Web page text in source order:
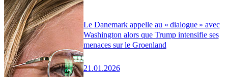
Le Danemark appelle au « dialogue » avec
Washington alors que Trump intensifie ses
menaces sur le Groenland
21.01.2026